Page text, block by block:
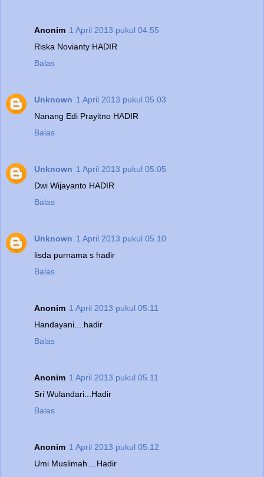
Anonim 1 April 2013 pukul 04.55
Riska Novianty HADIR
Balas
Unknown 1 April 2013 pukul 05.03
Nanang Edi Prayitno HADIR
Balas
Unknown 1 April 2013 pukul 05.05
Dwi Wijayanto HADIR
Balas
Unknown 1 April 2013 pukul 05.10
lisda purnama s hadir
Balas
Anonim 1 April 2013 pukul 05.11
Handayani....hadir
Balas
Anonim 1 April 2013 pukul 05.11
Sri Wulandari...Hadir
Balas
Anonim 1 April 2013 pukul 05.12
Umi Muslimah....Hadir